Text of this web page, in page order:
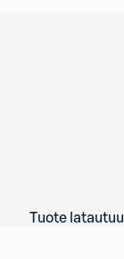
Tuote latautuu